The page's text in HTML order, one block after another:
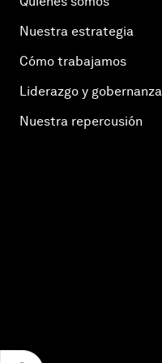
Nuestra estrategia
Cómo trabajamos
Liderazgo y gobernanza
Nuestra repercusión